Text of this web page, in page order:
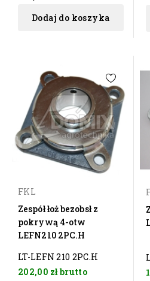
Dodaj do koszyka
FKL
Zespół łoż bezobsł z
pokrywą 4-otw
LEFN210 2PC.H
LT-LEFN 210 2PC.H
202,00 złbrutto